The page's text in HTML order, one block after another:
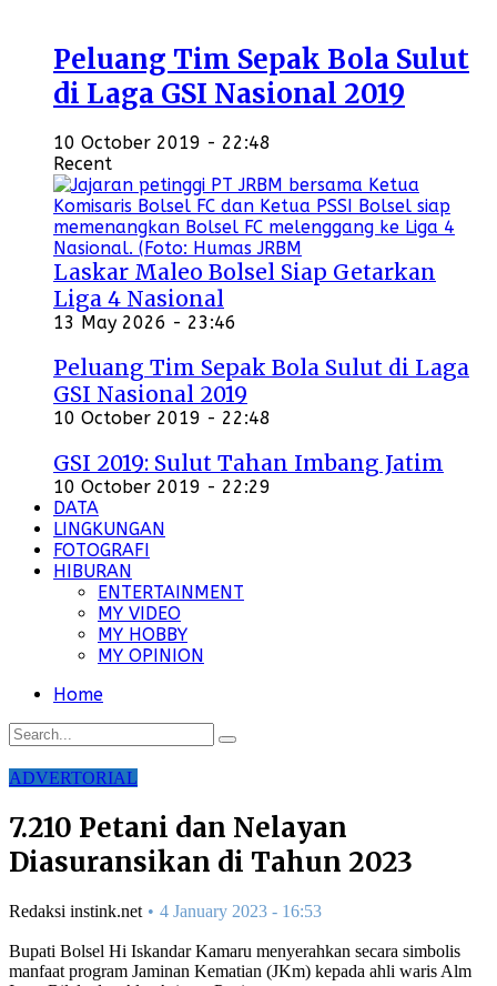
Peluang Tim Sepak Bola Sulut
di Laga GSI Nasional 2019
10 October 2019 - 22:48
Recent
Laskar Maleo Bolsel Siap Getarkan
Liga 4 Nasional
13 May 2026 - 23:46
Peluang Tim Sepak Bola Sulut di Laga
GSI Nasional 2019
10 October 2019 - 22:48
GSI 2019: Sulut Tahan Imbang Jatim
10 October 2019 - 22:29
DATA
LINGKUNGAN
FOTOGRAFI
HIBURAN
ENTERTAINMENT
MY VIDEO
MY HOBBY
MY OPINION
Home
ADVERTORIAL
7.210 Petani dan Nelayan
Diasuransikan di Tahun 2023
Redaksi instink.net 4 January 2023 - 16:53
Bupati Bolsel Hi Iskandar Kamaru menyerahkan secara simbolis
manfaat program Jaminan Kematian (JKm) kepada ahli waris Alm